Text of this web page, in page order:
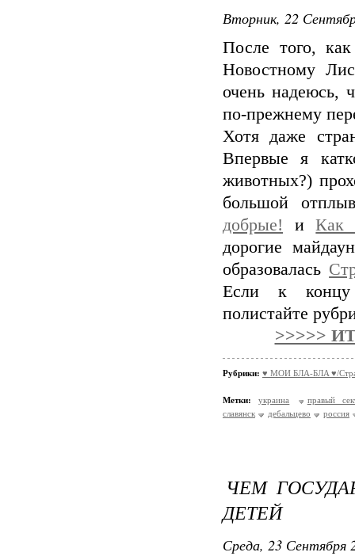
Вторник, 22
После того,
Новостному
очень надеюсь,
по-прежнему
Хотя даже
Впервые я
животных?)
большой
добрые! иКак
дорогие
образовалась
Если к концу
полистайте
>>>>>
Рубрики: ♥ МОИ БЛA-БЛA ♥/
Метки: украина
правый
славянск
дебальцево россия
ЧЕМ
ДЕТЕЙ
Среда, 23 Сентября